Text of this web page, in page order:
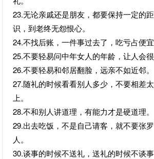
23.无论亲戚还是朋友，都要保持一定的
识，到老终无怨恨心。
24.不找后账，一件事过去了，吃亏占便宜
25.不要轻易问中年女人的年龄，让人会很
26.不要轻易和邻居翻脸，远亲不如近邻。
27.随礼的时候看看别人多少，不要相差
上。
28.不和别人讲道理，有能力才是硬道理。
29.出去吃饭，不是自己请客，就不要张
人。
30.谈事的时候不送礼，送礼的时候不谈事